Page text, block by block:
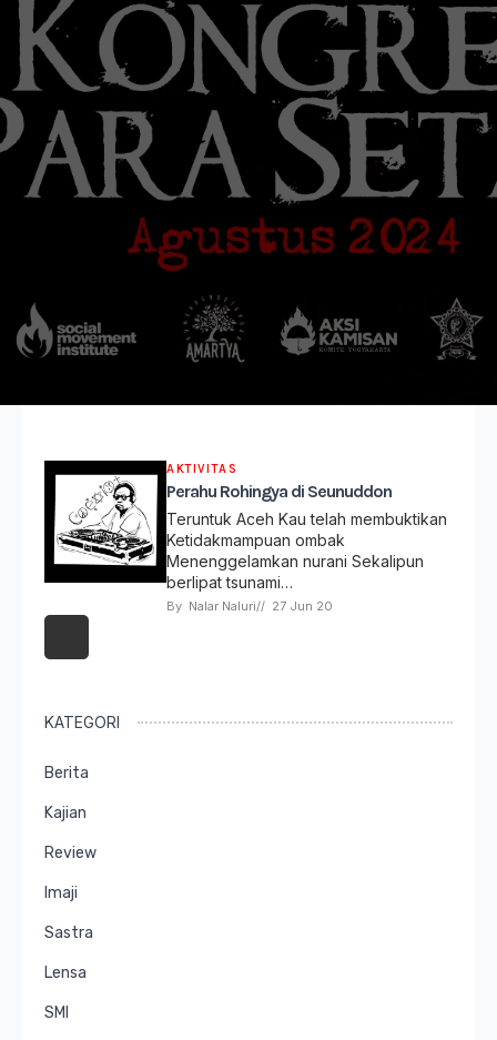
AKTIVITAS
Perahu Rohingya di Seunuddon
Teruntuk Aceh Kau telah membuktikan
Ketidakmampuan ombak
Menenggelamkan nurani Sekalipun
berlipat tsunami…
By Nalar Naluri// 27 Jun 20
KATEGORI
Berita
Kajian
Review
Imaji
Sastra
Lensa
SMI